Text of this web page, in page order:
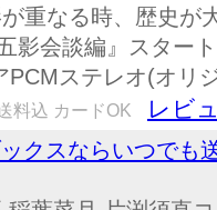
重なる時、歴史が
影会談編』スター
PCMステレオ(オリ
料込 カードOK レビ
ックスならいつで